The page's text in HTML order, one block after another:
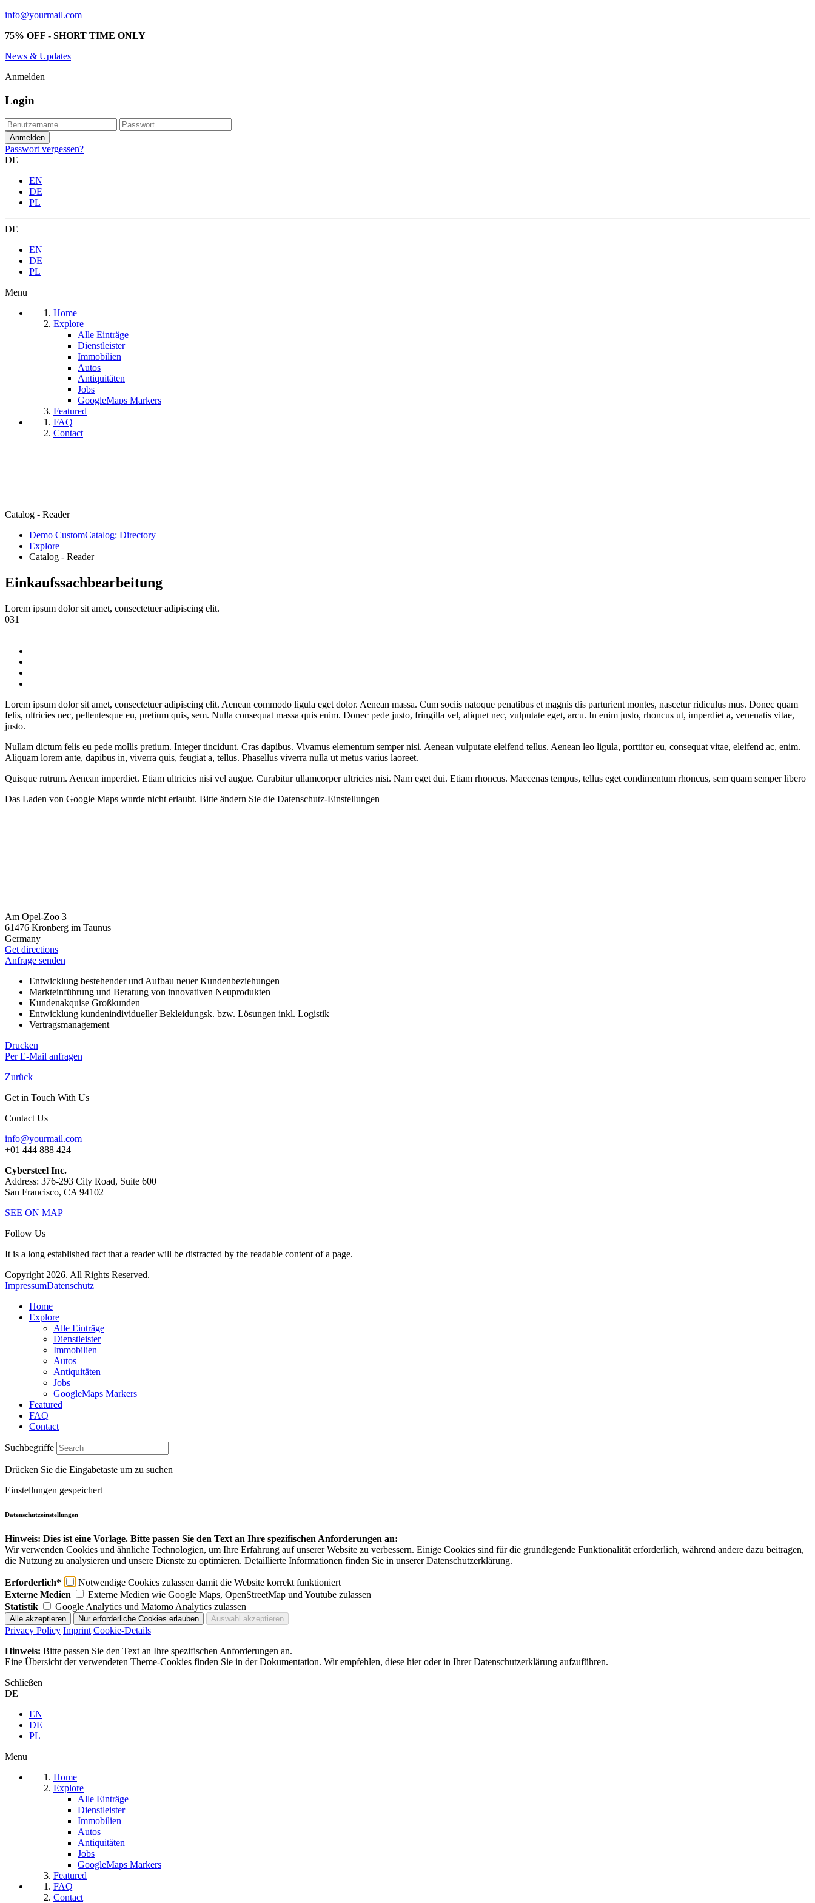
info@yourmail.com
75% OFF - SHORT TIME ONLY
News & Updates
Anmelden
Login
Passwort vergessen?
DE
EN
DE
PL
DE
EN
DE
PL
Menu
Home
Explore
Alle Einträge
Dienstleister
Immobilien
Autos
Antiquitäten
Jobs
GoogleMaps Markers
Featured
FAQ
Contact
Catalog - Reader
Demo CustomCatalog: Directory
Explore
Catalog - Reader
Einkaufssachbearbeitung
Lorem ipsum dolor sit amet, consectetuer adipiscing elit.
031
Lorem ipsum dolor sit amet, consectetuer adipiscing elit. Aenean commodo ligula eget dolor. Aenean massa. Cum sociis natoque penatibus et magnis dis parturient montes, nascetur ridiculus mus. Donec quam
felis, ultricies nec, pellentesque eu, pretium quis, sem. Nulla consequat massa quis enim. Donec pede justo, fringilla vel, aliquet nec, vulputate eget, arcu. In enim justo, rhoncus ut, imperdiet a, venenatis vitae,
justo.
Nullam dictum felis eu pede mollis pretium. Integer tincidunt. Cras dapibus. Vivamus elementum semper nisi. Aenean vulputate eleifend tellus. Aenean leo ligula, porttitor eu, consequat vitae, eleifend ac, enim.
Aliquam lorem ante, dapibus in, viverra quis, feugiat a, tellus. Phasellus viverra nulla ut metus varius laoreet.
Quisque rutrum. Aenean imperdiet. Etiam ultricies nisi vel augue. Curabitur ullamcorper ultricies nisi. Nam eget dui. Etiam rhoncus. Maecenas tempus, tellus eget condimentum rhoncus, sem quam semper libero
Das Laden von Google Maps wurde nicht erlaubt. Bitte ändern Sie die Datenschutz-Einstellungen
Am Opel-Zoo 3
61476 Kronberg im Taunus
Germany
Get directions
Anfrage senden
Entwicklung bestehender und Aufbau neuer Kundenbeziehungen
Markteinführung und Beratung von innovativen Neuprodukten
Kundenakquise Großkunden
Entwicklung kundenindividueller Bekleidungsk. bzw. Lösungen inkl. Logistik
Vertragsmanagement
Drucken
Per E-Mail anfragen
Zurück
Get in Touch With Us
Contact Us
info@yourmail.com
+01 444 888 424
Cybersteel Inc.
Address: 376-293 City Road, Suite 600
San Francisco, CA 94102
SEE ON MAP
Follow Us
It is a long established fact that a reader will be distracted by the readable content of a page.
Copyright 2026. All Rights Reserved.
ImpressumDatenschutz
Home
Explore
Alle Einträge
Dienstleister
Immobilien
Autos
Antiquitäten
Jobs
GoogleMaps Markers
Featured
FAQ
Contact
Suchbegriffe
Drücken Sie die Eingabetaste um zu suchen
Einstellungen gespeichert
Datenschutzeinstellungen
Hinweis: Dies ist eine Vorlage. Bitte passen Sie den Text an Ihre spezifischen Anforderungen an:
Wir verwenden Cookies und ähnliche Technologien, um Ihre Erfahrung auf unserer Website zu verbessern. Einige Cookies sind für die grundlegende Funktionalität erforderlich, während andere dazu beitragen,
die Nutzung zu analysieren und unsere Dienste zu optimieren. Detaillierte Informationen finden Sie in unserer Datenschutzerklärung.
Erforderlich*
Notwendige Cookies zulassen damit die Website korrekt funktioniert
Externe Medien
Externe Medien wie Google Maps, OpenStreetMap und Youtube zulassen
Statistik
Google Analytics und Matomo Analytics zulassen
Privacy Policy Imprint Cookie-Details
Hinweis: Bitte passen Sie den Text an Ihre spezifischen Anforderungen an.
Eine Übersicht der verwendeten Theme-Cookies finden Sie in der Dokumentation. Wir empfehlen, diese hier oder in Ihrer Datenschutzerklärung aufzuführen.
Schließen
DE
EN
DE
PL
Menu
Home
Explore
Alle Einträge
Dienstleister
Immobilien
Autos
Antiquitäten
Jobs
GoogleMaps Markers
Featured
FAQ
Contact